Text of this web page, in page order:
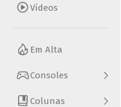
Vídeos
Em Alta
Consoles
Colunas